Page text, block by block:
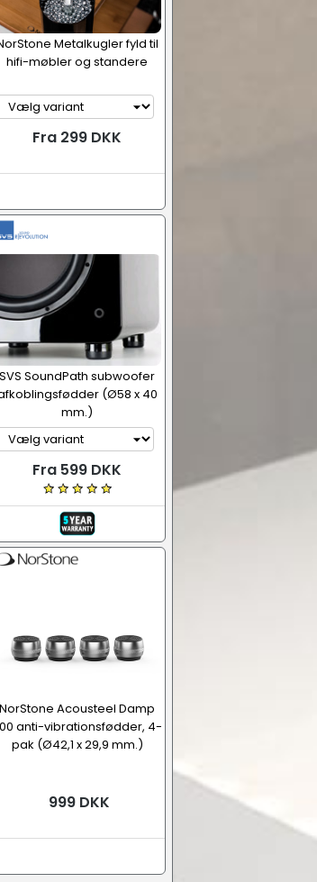
Metalkugler fyld til
hifi-møbler og standere
Fra 299 DKK
SVS SoundPath subwoofer
(Ø58 x 40
mm.)
Fra 599 DKK
NorStone Acousteel Damp
anti-vibrationsfødder, 4-
pak (Ø42,1 x 29,9 mm.)
999 DKK